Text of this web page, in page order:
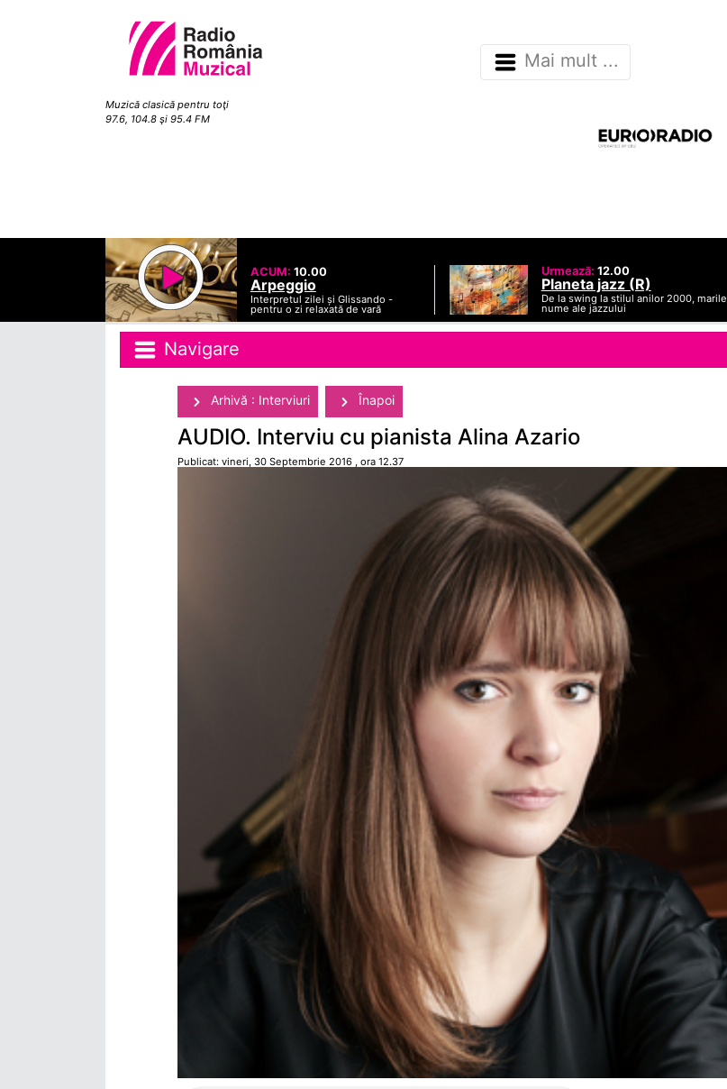
Muzică clasică pentru toţi
97.6, 104.8 şi 95.4 FM
Mai mult ...
ACUM: 10.00
Arpeggio
Interpretul zilei și Glissando -
pentru o zi relaxată de vară
Urmează: 12.00
Planeta jazz (R)
De la swing la stilul anilor 2000, marile
nume ale jazzului
Navigare
Arhivă : Interviuri Înapoi
AUDIO. Interviu cu pianista Alina Azario
Publicat: vineri, 30 Septembrie 2016 , ora 12.37